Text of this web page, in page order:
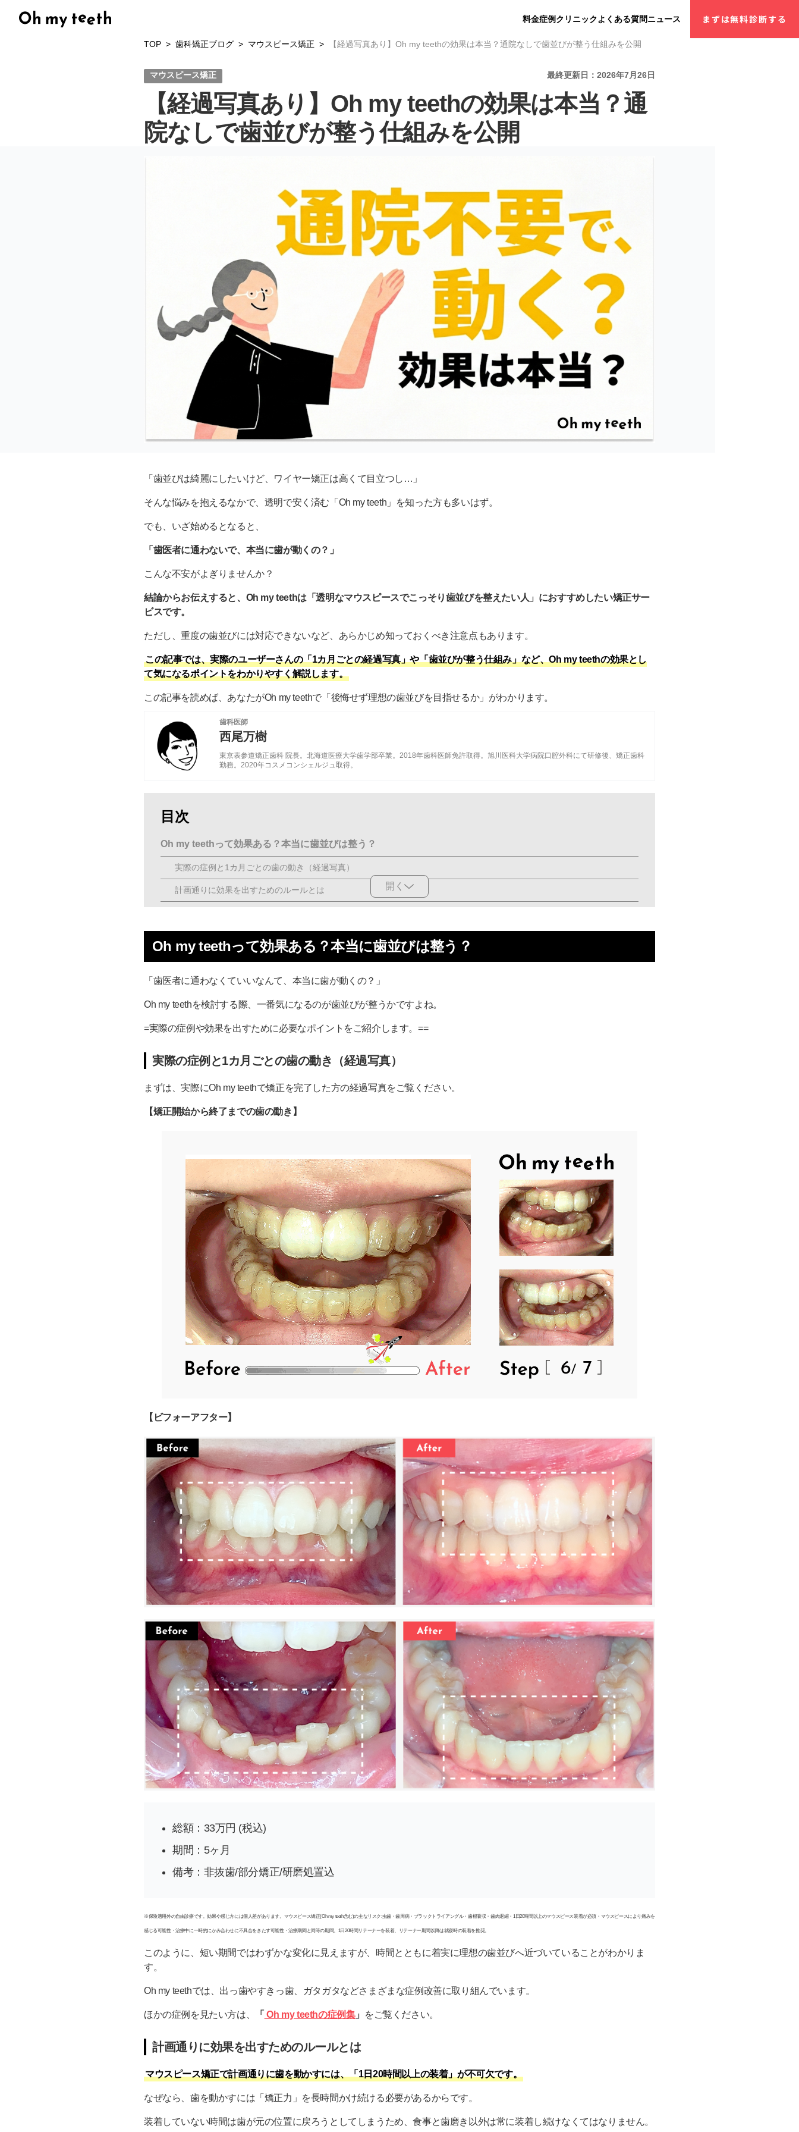
料金症例クリニックよくある質問ニュース まずは無料診断する
TOP 歯科矯正ブログ マウスピース矯正 【経過写真あり】Oh my teethの効果は本当？通院なしで歯並びが整う仕組みを公開
マウスピース矯正 最終更新日：2026年7月26日
【経過写真あり】Oh my teethの効果は本当？通
院なしで歯並びが整う仕組みを公開
「歯並びは綺麗にしたいけど、ワイヤー矯正は高くて目立つし…」
そんな悩みを抱えるなかで、透明で安く済む「Oh my teeth」を知った方も多いはず。
でも、いざ始めるとなると、
「歯医者に通わないで、本当に歯が動くの？」
こんな不安がよぎりませんか？
結論からお伝えすると、Oh my teethは「透明なマウスピースでこっそり歯並びを整えたい人」におすすめしたい矯正サー
ビスです。
ただし、重度の歯並びには対応できないなど、あらかじめ知っておくべき注意点もあります。
この記事では、実際のユーザーさんの「1カ月ごとの経過写真」や「歯並びが整う仕組み」など、Oh my teethの効果とし
て気になるポイントをわかりやすく解説します。
この記事を読めば、あなたがOh my teethで「後悔せず理想の歯並びを目指せるか」がわかります。
歯科医師
西尾万樹
東京表参道矯正歯科 院長。 北海道医療大学歯学部卒業。2018年歯科医師免許取得。 旭川医科大学病院口腔外科にて研修後、矯正歯科
勤務。2020年コスメコンシェルジュ取得。
目次
Oh my teethって効果ある？本当に歯並びは整う？
実際の症例と1カ月ごとの歯の動き（経過写真）
計画通りに効果を出すためのルールとは
①：3Dスキャンデータを用いた治療計画とマウスピースの作製
②：歯を動かす準備を整える事前処置（IPR・アタッチメント）
③：1〜2週間ごとの交換で少しずつ歯を移動（約0.25mm）
④：計画通りに動かすための「チューイー」の活用
週に1回の写真チェック
あなたの歯並びは治せる？まずは無料の適合診断へ
開く
Oh my teethって効果ある？本当に歯並びは整う？
「歯医者に通わなくていいなんて、本当に歯が動くの？」
Oh my teethを検討する際、一番気になるのが歯並びが整うかですよね。
=実際の症例や効果を出すために必要なポイントをご紹介します。==
実際の症例と1カ月ごとの歯の動き（経過写真）
まずは、実際にOh my teethで矯正を完了した方の経過写真をご覧ください。
【矯正開始から終了までの歯の動き】
【ビフォーアフター】
総額：33万円 (税込)
期間：5ヶ月
備考：非抜歯/部分矯正/研磨処置込
※保険適用外の自由診療です。効果や感じ方には個人差があります。マウスピース矯正(Oh my teeth含む)の主なリスク:虫歯・歯周病・ブラックトライアングル・歯根吸収・歯肉退縮・1日20時間以上のマウスピース装着が必須・マウスピースにより痛みを
感じる可能性・治療中に一時的にかみ合わせに不具合をきたす可能性・治療期間と同等の期間、1日20時間リテーナーを装着、リテーナー期間以降は就寝時の装着を推奨。
このように、短い期間ではわずかな変化に見えますが、時間とともに着実に理想の歯並びへ近づいていることがわかりま
す。
Oh my teethでは、出っ歯やすきっ歯、ガタガタなどさまざまな症例改善に取り組んでいます。
ほかの症例を見たい方は、 「 Oh my teethの症例集」 をご覧ください。
計画通りに効果を出すためのルールとは
マウスピース矯正で計画通りに歯を動かすには、「1日20時間以上の装着」が不可欠です。
なぜなら、歯を動かすには「矯正力」を長時間かけ続ける必要があるからです。
装着していない時間は歯が元の位置に戻ろうとしてしまうため、食事と歯磨き以外は常に装着し続けなくてはなりません。